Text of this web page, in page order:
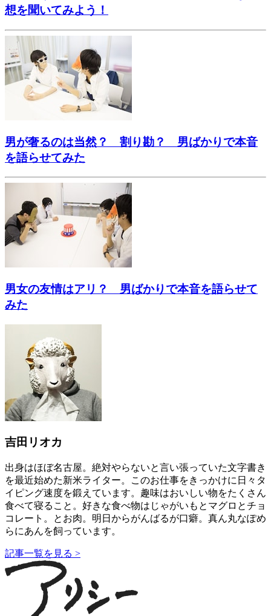
想を聞いてみよう！
男が奢るのは当然？ 割り勘？ 男ばかりで本音
を語らせてみた
男女の友情はアリ？ 男ばかりで本音を語らせて
みた
吉田リオカ
出身はほぼ名古屋。絶対やらないと言い張っていた文字書き
を最近始めた新米ライター。このお仕事をきっかけに日々タ
イピング速度を鍛えています。趣味はおいしい物をたくさん
食べて寝ること。好きな食べ物はじゃがいもとマグロとチョ
コレート。とお肉。明日からがんばるが口癖。真ん丸なぽめ
らにあんを飼っています。
記事一覧を見る >